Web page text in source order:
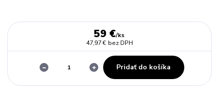
59 €/ks
47,97 € bez DPH
Pridať do košíka